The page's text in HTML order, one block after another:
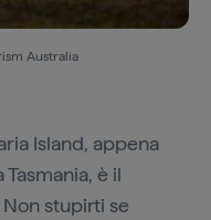
Australia
Island, appena
è il
stupirti se